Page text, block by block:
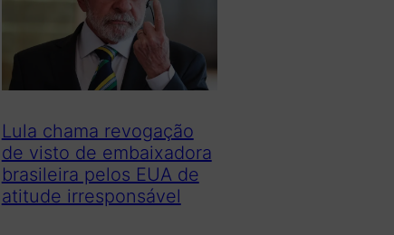
Lula chama revogação
de visto de embaixadora
brasileira pelos EUA de
atitude irresponsável